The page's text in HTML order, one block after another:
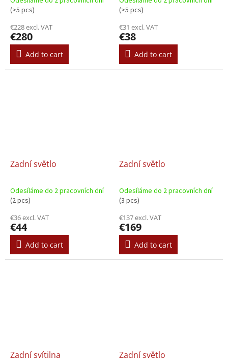
(>5 pcs)
€228 excl. VAT
€280
Add to cart
(>5 pcs)
€31 excl. VAT
€38
Add to cart
Zadní světlo
Odesíláme do 2 pracovních dní
(2 pcs)
€36 excl. VAT
€44
Add to cart
Zadní světlo
Odesíláme do 2 pracovních dní
(3 pcs)
€137 excl. VAT
€169
Add to cart
Zadní svítilna Zadní světlo